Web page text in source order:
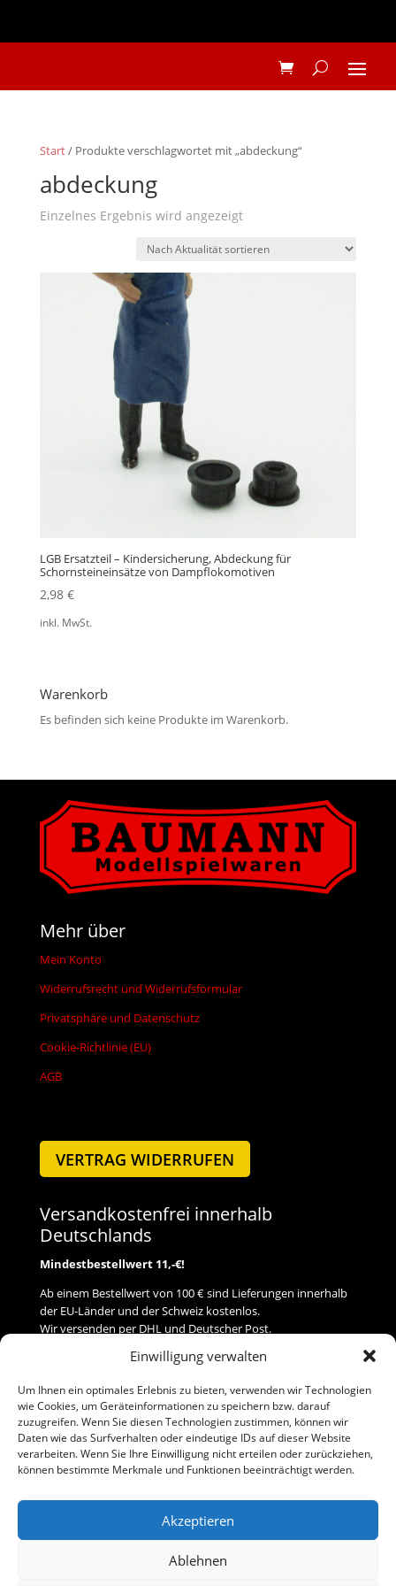
Einwilligung verwalten
Um Ihnen ein optimales Erlebnis zu bieten, verwenden wir Technologien
wie Cookies, um Geräteinformationen zu speichern bzw. darauf
zuzugreifen. Wenn Sie diesen Technologien zustimmen, können wir
Daten wie das Surfverhalten oder eindeutige IDs auf dieser Website
verarbeiten. Wenn Sie Ihre Einwilligung nicht erteilen oder zurückziehen,
können bestimmte Merkmale und Funktionen beeinträchtigt werden.
Akzeptieren
Ablehnen
Start/ Produkte verschlagwortet mit „abdeckung“
abdeckung
Einzelnes Ergebnis wird angezeigt
LGB Ersatzteil – Kindersicherung, Abdeckung für
Schornsteineinsätze von Dampflokomotiven
2,98 €
inkl. MwSt.
Warenkorb
Es befinden sich keine Produkte im Warenkorb.
Mehr über
Mein Konto
Widerrufsrecht und Widerrufsformular
Privatsphäre und Datenschutz
Cookie-Richtlinie (EU)
AGB
VERTRAG WIDERRUFEN
Versandkostenfrei innerhalb
Deutschlands
Mindestbestellwert 11,-€!
Ab einem Bestellwert von 100 € sind Lieferungen innerhalb
der EU-Länder und der Schweiz kostenlos.
Wir versenden per DHL und Deutscher Post.
Versand
Zahlung
Baumann Modellspielwaren
Telefon (0 91 61) 33 84